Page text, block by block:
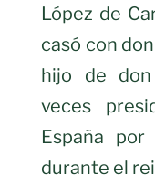
López de
casó con
hijo de don
veces
España
durante el